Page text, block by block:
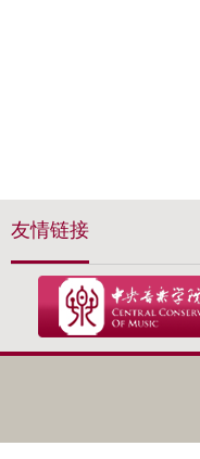
友情链接